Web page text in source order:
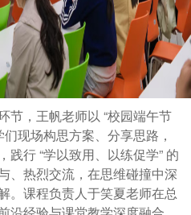
节，王帆老师以 “校园端午节
现场构思方案、分享思路，
行 “学以致用、以练促学” 的
、热烈交流，在思维碰撞中深
课程负责人于笑夏老师在总